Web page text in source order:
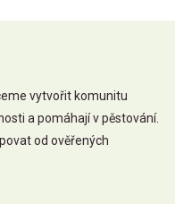
vytvořit komunitu
a pomáhají v pěstování.
od ověřených